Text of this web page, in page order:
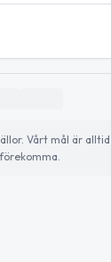
Vårt mål är